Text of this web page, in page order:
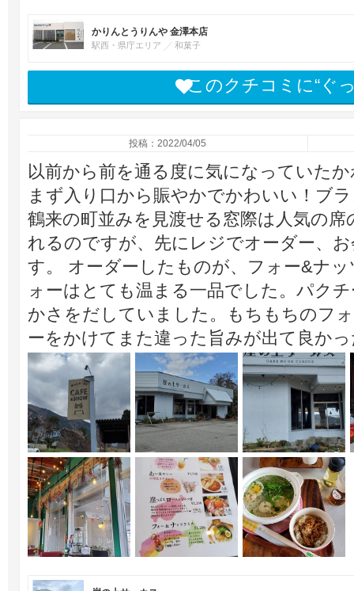
かりんとうりんや 金澤本店
駅西・県庁エリア 和菓子
このクチコミに“ぐ
投稿：2022/04/05
以前から前を通る度に気になっていた
まず入り口から賑やかでかわいい！ブ
鶴来の町並みを見渡せる窓際は人気の
れるのですが、先にレジでオーダー、
す。 オーダーしたものが、フォー&ナ
ォーはとても温まる一品でした。パク
かさをだしていました。もちもちのフ
ーをかけてまた違った旨みが出て良か